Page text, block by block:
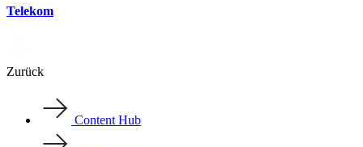
Telekom
Zurück
Content Hub